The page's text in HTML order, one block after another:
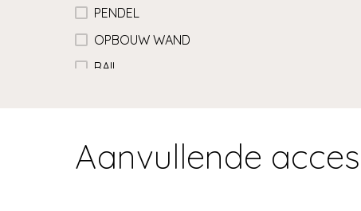
PENDEL
OPBOUW WAND
RAIL
Aanvullende